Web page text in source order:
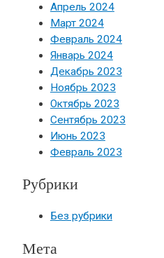
Апрель 2024
Март 2024
Февраль 2024
Январь 2024
Декабрь 2023
Ноябрь 2023
Октябрь 2023
Сентябрь 2023
Июнь 2023
Февраль 2023
Рубрики
Без рубрики
Мета